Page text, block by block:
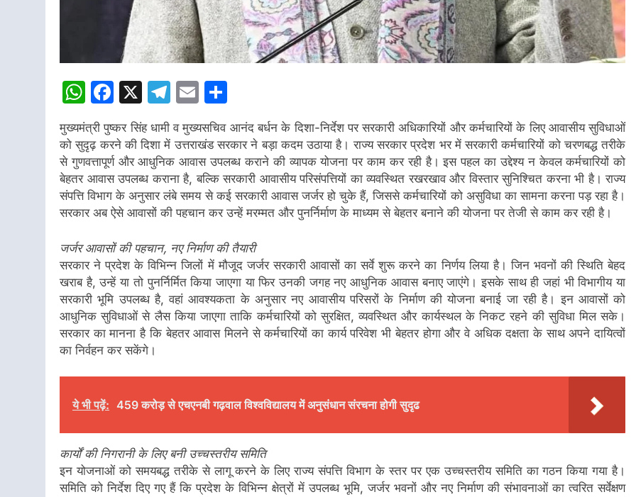
WhatsApp
Facebook
X Telegram
Email
मुख्यमंत्री पुष्कर सिंह धामी व मुख्यसचिव आनंद बर्धन के दिशा-निर्देश पर सरकारी अधिकारियों और कर्मचारियों के लिए आवासीय सुविधाओं
को सुदृढ़ करने की दिशा में उत्तराखंड सरकार ने बड़ा कदम उठाया है। राज्य सरकार प्रदेश भर में सरकारी कर्मचारियों को चरणबद्ध तरीके
से गुणवत्तापूर्ण और आधुनिक आवास उपलब्ध कराने की व्यापक योजना पर काम कर रही है। इस पहल का उद्देश्य न केवल कर्मचारियों को
बेहतर आवास उपलब्ध कराना है, बल्कि सरकारी आवासीय परिसंपत्तियों का व्यवस्थित रखरखाव और विस्तार सुनिश्चित करना भी है। राज्य
संपत्ति विभाग के अनुसार लंबे समय से कई सरकारी आवास जर्जर हो चुके हैं, जिससे कर्मचारियों को असुविधा का सामना करना पड़ रहा है।
सरकार अब ऐसे आवासों की पहचान कर उन्हें मरम्मत और पुनर्निर्माण के माध्यम से बेहतर बनाने की योजना पर तेजी से काम कर रही है।
जर्जर आवासों की पहचान, नए निर्माण की तैयारी
सरकार ने प्रदेश के विभिन्न जिलों में मौजूद जर्जर सरकारी आवासों का सर्वे शुरू करने का निर्णय लिया है। जिन भवनों की स्थिति बेहद
खराब है, उन्हें या तो पुनर्निर्मित किया जाएगा या फिर उनकी जगह नए आधुनिक आवास बनाए जाएंगे। इसके साथ ही जहां भी विभागीय या
सरकारी भूमि उपलब्ध है, वहां आवश्यकता के अनुसार नए आवासीय परिसरों के निर्माण की योजना बनाई जा रही है। इन आवासों को
आधुनिक सुविधाओं से लैस किया जाएगा ताकि कर्मचारियों को सुरक्षित, व्यवस्थित और कार्यस्थल के निकट रहने की सुविधा मिल सके।
सरकार का मानना है कि बेहतर आवास मिलने से कर्मचारियों का कार्य परिवेश भी बेहतर होगा और वे अधिक दक्षता के साथ अपने दायित्वों
का निर्वहन कर सकेंगे।
ये भी पढ़ें: 459 करोड़ से एचएनबी गढ़वाल विश्वविद्यालय में अनुसंधान संरचना होगी सुदृढ
कार्यों की निगरानी के लिए बनी उच्चस्तरीय समिति
इन योजनाओं को समयबद्ध तरीके से लागू करने के लिए राज्य संपत्ति विभाग के स्तर पर एक उच्चस्तरीय समिति का गठन किया गया है।
समिति को निर्देश दिए गए हैं कि प्रदेश के विभिन्न क्षेत्रों में उपलब्ध भूमि, जर्जर भवनों और नए निर्माण की संभावनाओं का त्वरित सर्वेक्षण